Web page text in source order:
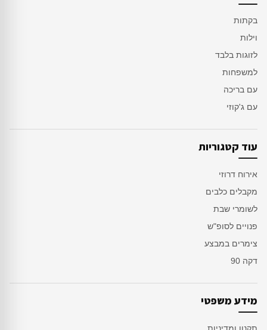
בקתות
וילות
לזוגות בלבד
למשפחות
עם בריכה
עם ג'קוזי
עוד קטגוריות
אירוח דרוזי
מקבלים כלבים
לשומרי שבת
פנויים לסופ"ש
צימרים במבצע
דקה 90
מידע משפטי
תקנון ומדיניות